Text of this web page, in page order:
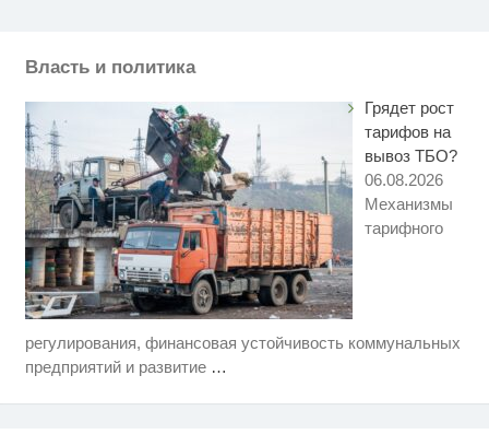
Власть и политика
Грядет рост
тарифов на
вывоз ТБО?
06.08.2026
Механизмы
тарифного
регулирования, финансовая устойчивость коммунальных
предприятий и развитие …
i
Скрытая камера на пляже
Крыма: Что люди вытворяют,
когда их не видят...
Ролик длится несколько секунд,